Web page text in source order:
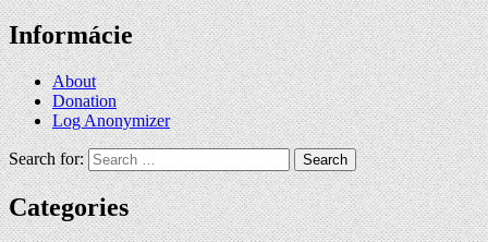
Informácie
About
Donation
Log Anonymizer
Search for:
Categories